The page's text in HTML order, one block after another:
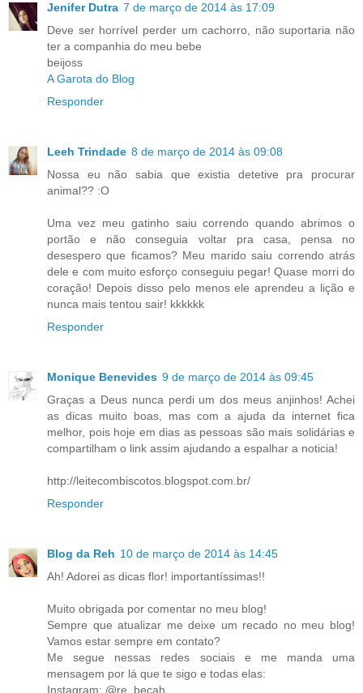
Jenifer Dutra 7 de março de 2014 às 17:09
Deve ser horrível perder um cachorro, não suportaria não
ter a companhia do meu bebe
beijoss
A Garota do Blog
Responder
Leeh Trindade 8 de março de 2014 às 09:08
Nossa eu não sabia que existia detetive pra procurar
animal?? :O
Uma vez meu gatinho saiu correndo quando abrimos o
portão e não conseguia voltar pra casa, pensa no
desespero que ficamos? Meu marido saiu correndo atrás
dele e com muito esforço conseguiu pegar! Quase morri do
coração! Depois disso pelo menos ele aprendeu a lição e
nunca mais tentou sair! kkkkkk
Responder
Monique Benevides 9 de março de 2014 às 09:45
Graças a Deus nunca perdi um dos meus anjinhos! Achei
as dicas muito boas, mas com a ajuda da internet fica
melhor, pois hoje em dias as pessoas são mais solidárias e
compartilham o link assim ajudando a espalhar a noticia!
http://leitecombiscotos.blogspot.com.br/
Responder
Blog da Reh 10 de março de 2014 às 14:45
Ah! Adorei as dicas flor! importantíssimas!!
Muito obrigada por comentar no meu blog!
Sempre que atualizar me deixe um recado no meu blog!
Vamos estar sempre em contato?
Me segue nessas redes sociais e me manda uma
mensagem por lá que te sigo e todas elas:
Instagram: @re_becah